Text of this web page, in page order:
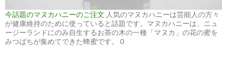
今話題のマヌカハニーのご注文 人気のマヌカハニーは芸能人の方々
が健康維持のために使っていると話題です。マヌカハニーは、ニュ
ージーランドにのみ自生するお茶の木の一種「マヌカ」の花の蜜を
みつばちが集めてできた蜂蜜です。 0